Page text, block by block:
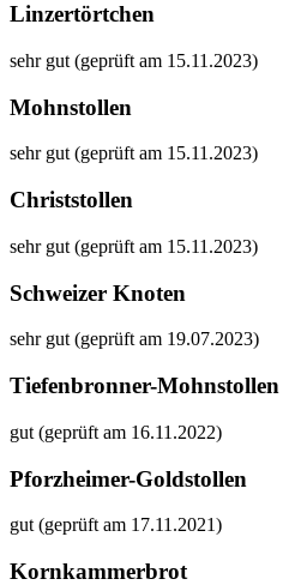
Linzertörtchen
sehr gut (geprüft am 15.11.2023)
Mohnstollen
sehr gut (geprüft am 15.11.2023)
Christstollen
sehr gut (geprüft am 15.11.2023)
Schweizer Knoten
sehr gut (geprüft am 19.07.2023)
Tiefenbronner-Mohnstollen
gut (geprüft am 16.11.2022)
Pforzheimer-Goldstollen
gut (geprüft am 17.11.2021)
Kornkammerbrot